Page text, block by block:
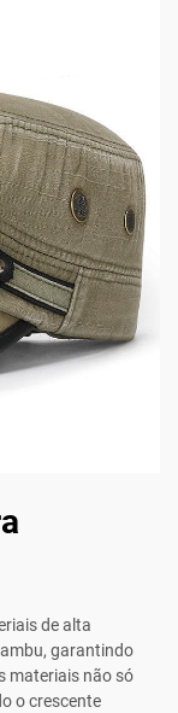
de alta
garantindo
materiais não só
o crescente